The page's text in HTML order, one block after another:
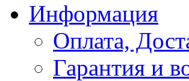
Информация
Оплата,
Гарантия и